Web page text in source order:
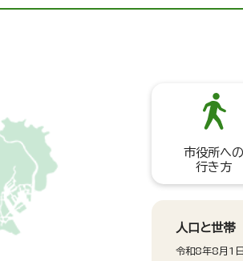
市役所への
行き方
人口と世帯
令和8年8月1